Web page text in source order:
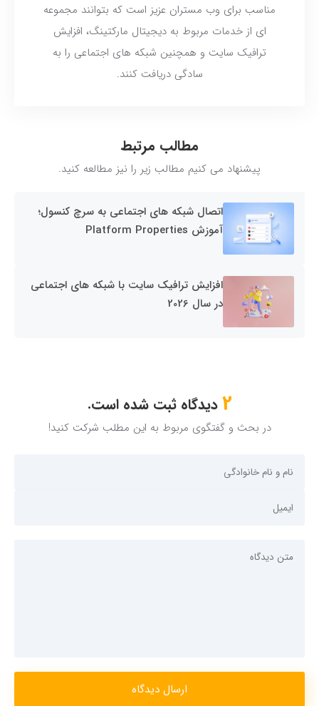
مناسب برای وب مستران عزیز است که بتوانند مجموعه
ای از خدمات مربوط به دیجیتال مارکتینگ، افزایش
ترافیک سایت و همچنین شبکه های اجتماعی را به
سادگی دریافت کنند.
مطالب مرتبط
پیشنهاد می کنیم مطالب زیر را نیز مطالعه کنید.
اتصال شبکه های اجتماعی به سرچ کنسول؛
آموزش Platform Properties
افزایش ترافیک سایت با شبکه های اجتماعی
در سال 2026
2دیدگاه ثبت شده است.
در بحث و گفتگوی مربوط به این مطلب شرکت کنید!
ارسال دیدگاه